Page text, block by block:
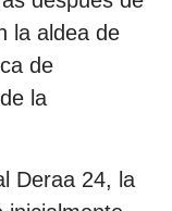
la aldea de
de
la
Deraa 24, la